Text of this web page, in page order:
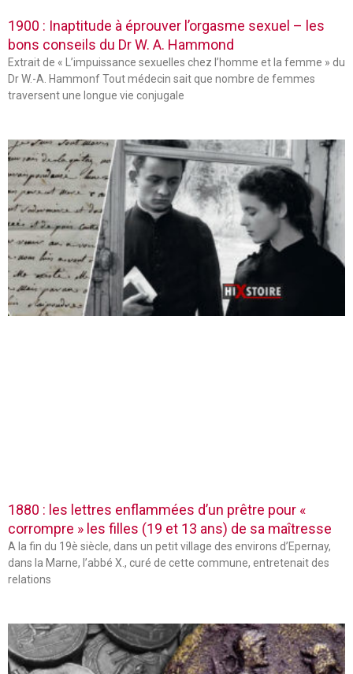
1900 : Inaptitude à éprouver l’orgasme sexuel – les
bons conseils du Dr W. A. Hammond
Extrait de « L’impuissance sexuelles chez l’homme et la femme » du
Dr W.-A. Hammonf Tout médecin sait que nombre de femmes
traversent une longue vie conjugale
1880 : les lettres enflammées d’un prêtre pour «
corrompre » les filles (19 et 13 ans) de sa maîtresse
A la fin du 19è siècle, dans un petit village des environs d’Epernay,
dans la Marne, l’abbé X., curé de cette commune, entretenait des
relations